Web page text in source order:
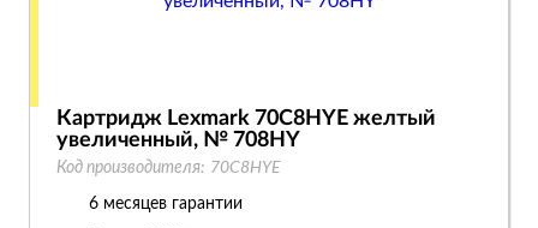
Картридж Lexmark 70C8HYE желтый
увеличенный, № 708HY
Код производителя: 70C8HYE
6 месяцев гарантии